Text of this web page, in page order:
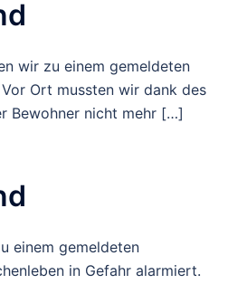
wir zu einem gemeldeten
Ort mussten wir dank des
Bewohner nicht mehr […]
einem gemeldeten
in Gefahr alarmiert.